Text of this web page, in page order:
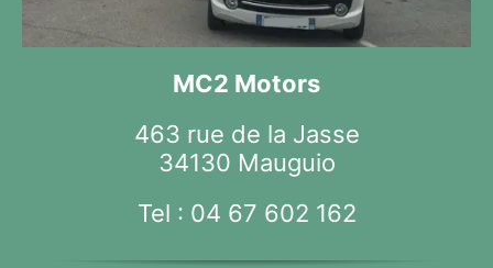
MC2 Motors
463 rue de la Jasse
34130 Mauguio
Tel : 04 67 602 162